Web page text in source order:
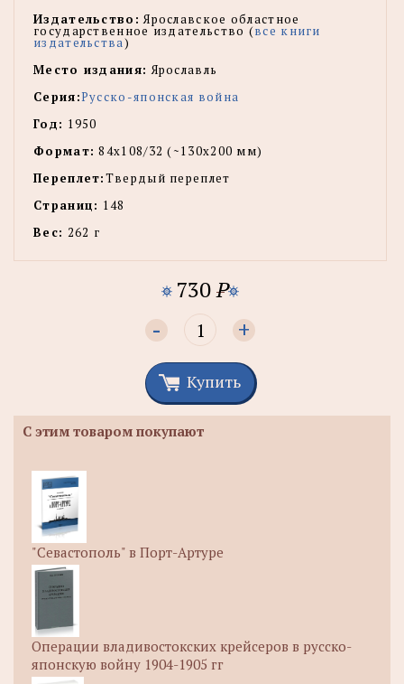
Издательство: Ярославское областное
государственное издательство (все книги
издательства)
Место издания: Ярославль
Серия:Русско-японская война
Год: 1950
Формат: 84x108/32 (~130х200 мм)
Переплет:Твердый переплет
Страниц: 148
Вес: 262 г
730P
- +
Купить
С этим товаром покупают
"Севастополь" в Порт-Артуре
Операции владивостокских крейсеров в русско-
японскую войну 1904-1905 гг